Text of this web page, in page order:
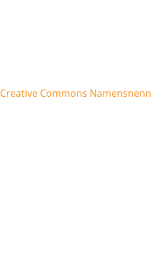
Creative Commons